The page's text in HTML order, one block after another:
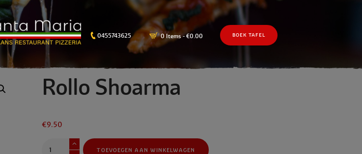
0455743625 0 Items-€0.00 BOEK TAFEL
Rollo Shoarma
€9.50
TOEVOEGEN AAN WINKELWAGEN